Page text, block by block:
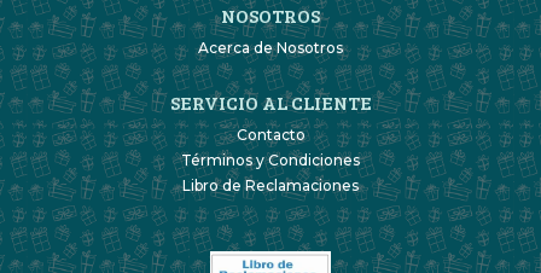
NOSOTROS
Acerca de Nosotros
SERVICIO AL CLIENTE
Contacto
Términos y Condiciones
Libro de Reclamaciones